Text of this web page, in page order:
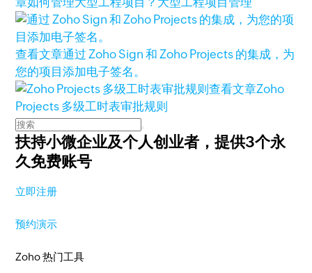
查看文章通过 Zoho Sign 和 Zoho Projects 的集成，为
您的项目添加电子签名。
查看文章Zoho
Projects 多级工时表审批规则
扶持小微企业及个人创业者，提供3个永
久免费账号
立即注册
预约演示
Zoho 热门工具